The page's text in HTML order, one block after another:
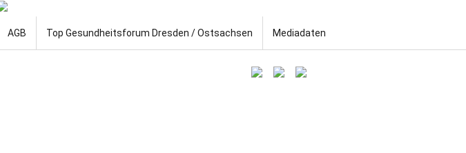
AGB Top Gesundheitsforum Dresden / Ostsachsen Mediadaten